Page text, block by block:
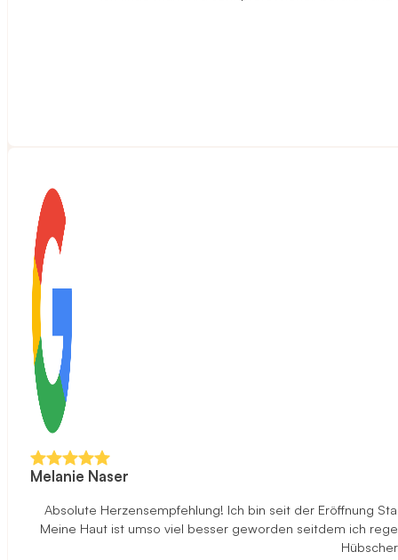
Melanie Naser
Absolute Herzensempfehlung! Ich bin seit der Eröffnung
Meine Haut ist umso viel besser geworden seitdem ich